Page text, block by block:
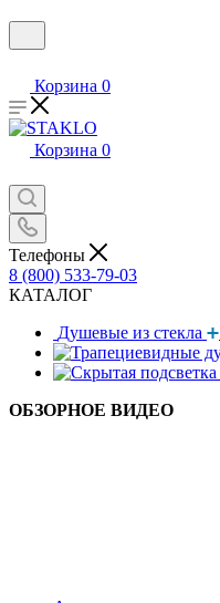
Корзина 0
Корзина 0
Телефоны
8 (800) 533-79-03
КАТАЛОГ
Душевые из стекла
ОБЗОРНОЕ ВИДЕО